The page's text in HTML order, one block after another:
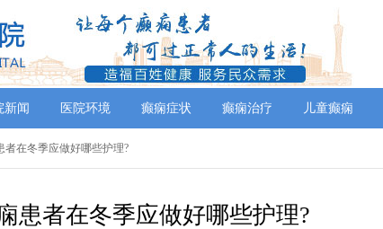
新闻 医院环境 癫痫症状 癫痫治疗 儿童癫痫
者在冬季应做好哪些护理?
患者在冬季应做好哪些护理?